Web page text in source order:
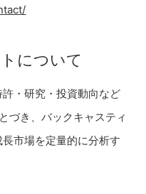
について
・研究・投資動向など
づき、バックキャスティ
市場を定量的に分析す